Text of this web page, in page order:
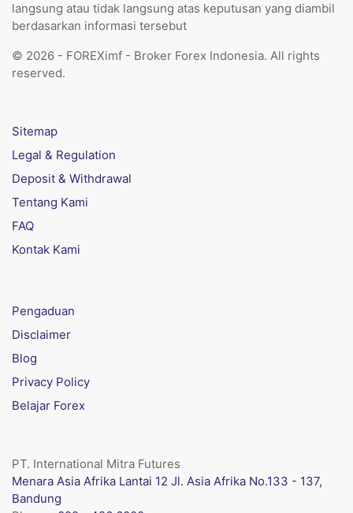
langsung atau tidak langsung atas keputusan yang diambil
berdasarkan informasi tersebut
© 2026 - FOREXimf - Broker Forex Indonesia. All rights
reserved.
Sitemap
Legal & Regulation
Deposit & Withdrawal
Tentang Kami
FAQ
Kontak Kami
Pengaduan
Disclaimer
Blog
Privacy Policy
Belajar Forex
PT. International Mitra Futures
Menara Asia Afrika Lantai 12 Jl. Asia Afrika No.133 - 137,
Bandung